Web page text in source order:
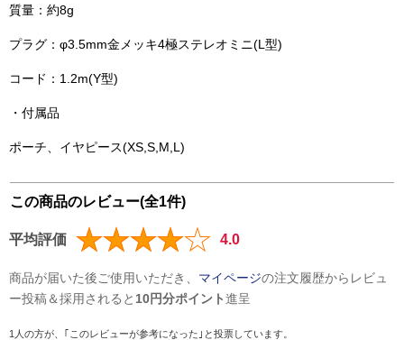
質量：約8g
プラグ：φ3.5mm金メッキ4極ステレオミニ(L型)
コード：1.2m(Y型)
・付属品
ポーチ、イヤピース(XS,S,M,L)
この商品のレビュー(全1件)
平均評価 4.0
商品が届いた後ご使用いただき、 マイページの注文履歴からレビュ
ー投稿＆採用されると 10円分ポイント進呈
1人の方が、｢このレビューが参考になった｣と投票しています。